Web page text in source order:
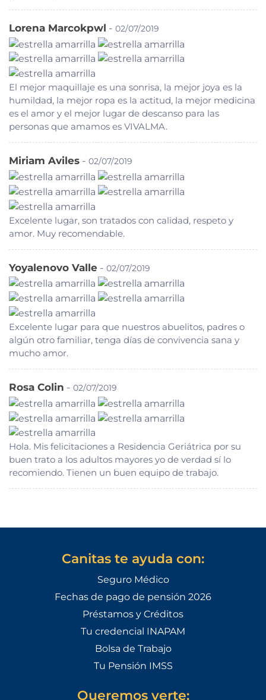
Lorena Marcokpwl - 02/07/2019
El mejor maquillaje es una sonrisa, la mejor joya es la
humildad, la mejor ropa es la actitud, la mejor medicina
es el amor y el mejor lugar de descanso para las
personas que amamos es VIVALMA.
Miriam Aviles - 02/07/2019
Excelente lugar, son tratados con calidad, respeto y
amor. Muy recomendable.
Yoyalenovo Valle - 02/07/2019
Excelente lugar para que nuestros abuelitos, padres o
algún otro familiar, tenga días de convivencia sana y
mucho amor.
Rosa Colin - 02/07/2019
Hola. Mis felicitaciones a Residencia Geriátrica por su
buen trato a los adultos mayores yo de verdad sí lo
recomiendo. Tienen un buen equipo de trabajo.
Canitas te ayuda con:
Seguro Médico
Fechas de pago de pensión 2026
Préstamos y Créditos
Tu credencial INAPAM
Bolsa de Trabajo
Tu Pensión IMSS
Queremos verte: